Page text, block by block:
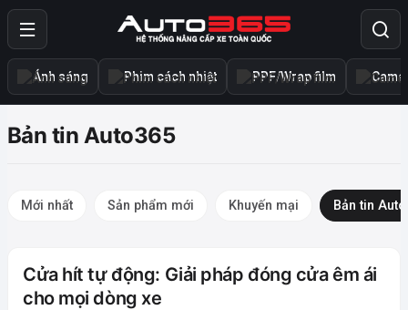
Ánh sáng Phim cách nhiệt PPF/Wrap film
Bản tin Auto365
Mới nhất Sản phẩm mới Khuyến mại Bản tin
Cửa hít tự động: Giải pháp đóng cửa êm ái
cho mọi dòng xe